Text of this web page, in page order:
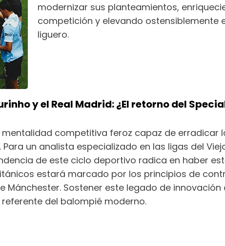
modernizar sus planteamientos,
competición y elevando ostensiblemente
liguero.
y el Real Madrid: ¿El retorno del
competitiva feroz capaz de erradicar
un analista especializado en las ligas del
de este ciclo deportivo radica en haber
estará marcado por los principios de
Sostener este legado de
del balompié moderno.